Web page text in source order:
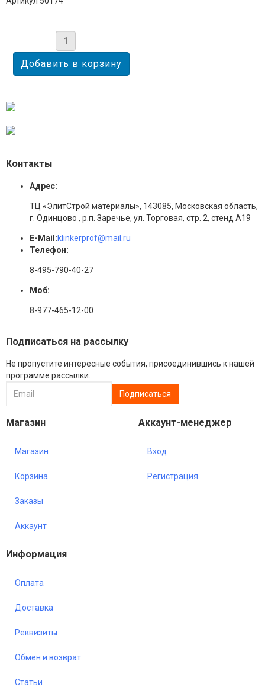
Контакты
Адрес:
ТЦ «ЭлитСтрой материалы», 143085, Московская область,
г. Одинцово , р.п. Заречье, ул. Торговая, стр. 2, стенд А19
E-Mail:klinkerprof@mail.ru
Телефон:
8-495-790-40-27
Моб:
8-977-465-12-00
Подписаться на рассылку
Не пропустите интересные события, присоединившись к нашей
программе рассылки.
Магазин
Магазин
Корзина
Заказы
Аккаунт
Аккаунт-менеджер
Вход
Регистрация
Информация
Оплата
Доставка
Реквизиты
Обмен и возврат
Статьи